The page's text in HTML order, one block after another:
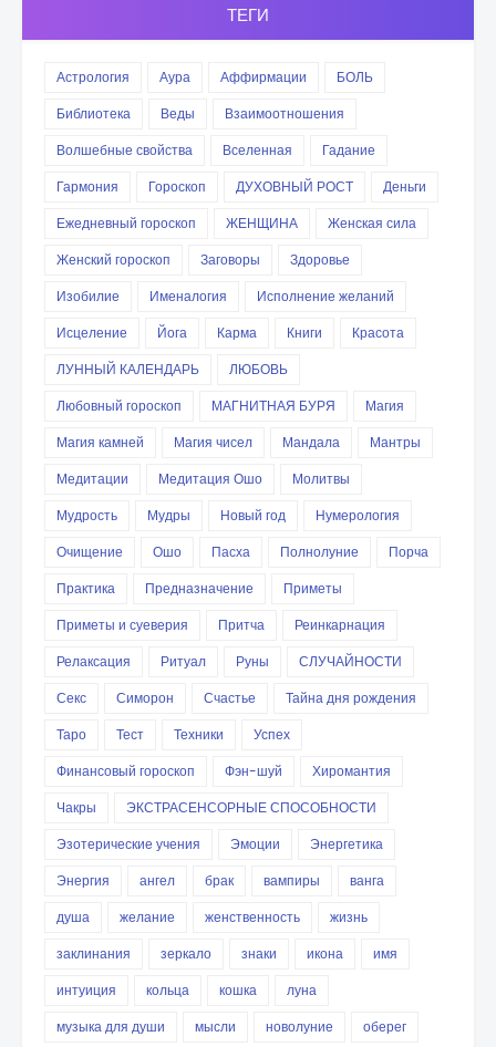
ТЕГИ
Астрология Аура Аффирмации
БОЛЬ
Библиотека
Веды
Взаимоотношения
Волшебные свойства
Вселенная
Гадание
Гармония
Гороскоп ДУХОВНЫЙ РОСТ
Деньги
Ежедневный гороскоп
ЖЕНЩИНА
Женская сила
Женский гороскоп
Заговоры
Здоровье
Изобилие
Именалогия
Исполнение желаний
Исцеление
Йога Карма Книги
Красота
ЛУННЫЙ КАЛЕНДАРЬ
ЛЮБОВЬ
Любовный гороскоп
МАГНИТНАЯ БУРЯ
Магия
Магия камней
Магия чисел Мандала
Мантры
Медитации
Медитация Ошо
Молитвы
Мудрость
Мудры Новый год
Нумерология
Очищение
Ошо Пасха Полнолуние
Порча
Практика
Предназначение
Приметы
Приметы и суеверия
Притча
Реинкарнация
Релаксация
Ритуал Руны
СЛУЧАЙНОСТИ
Секс
Симорон Счастье
Тайна дня рождения
Таро
Тест Техники
Успех
Финансовый гороскоп
Фэн-шуй
Хиромантия
Чакры
ЭКСТРАСЕНСОРНЫЕ СПОСОБНОСТИ
Эзотерические учения
Эмоции
Энергетика
Энергия
ангел брак вампиры
ванга
душа
желание женственность
жизнь
заклинания
зеркало знаки икона
имя
интуиция
кольца кошка
луна
музыка для души
мысли новолуние
оберег